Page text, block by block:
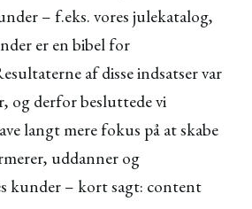
– f.eks. vores julekatalog,
er en bibel for
af disse indsatser var
og derfor besluttede vi
langt mere fokus på at skabe
uddanner og
kunder – kort sagt: content